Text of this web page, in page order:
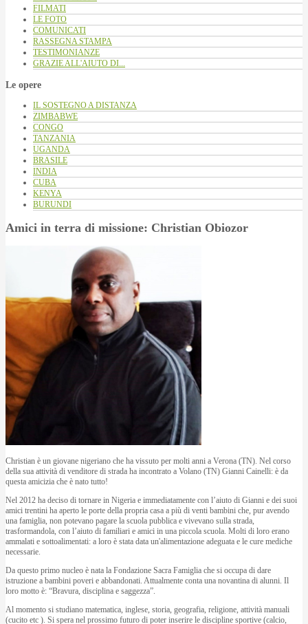
FILMATI
LE FOTO
COMUNICATI
RASSEGNA STAMPA
TESTIMONIANZE
GRAZIE ALL'AIUTO DI...
Le opere
IL SOSTEGNO A DISTANZA
ZIMBABWE
CONGO
TANZANIA
UGANDA
BRASILE
INDIA
CUBA
KENYA
BURUNDI
Amici in terra di missione: Christian Obiozor
Christian è un giovane nigeriano che ha vissuto per molti anni a Verona (TN). Nel corso
della sua attività di venditore di strada ha incontrato a Volano (TN) Gianni Cainelli: è da
questa amicizia che è nato tutto!
Nel 2012 ha deciso di tornare in Nigeria e immediatamente con l’aiuto di Gianni e dei suoi
amici trentini ha aperto le porte della propria casa a più di venti bambini che, pur avendo
una famiglia, non potevano pagare la scuola pubblica e vivevano sulla strada,
trasformandola, con l’aiuto di familiari e amici in una piccola scuola. Molti di loro erano
ammalati e sottoalimentati: a loro è stata data un'alimentazione adeguata e le cure mediche
necessarie.
Da questo primo nucleo è nata la Fondazione Sacra Famiglia che si occupa di dare
istruzione a bambini poveri e abbandonati. Attualmente conta una novantina di alunni. Il
loro motto è: “Bravura, disciplina e saggezza”.
Al momento si studiano matematica, inglese, storia, geografia, religione, attività manuali
(cucito etc ). Si spera nel prossimo futuro di poter inserire le discipline sportive (calcio,